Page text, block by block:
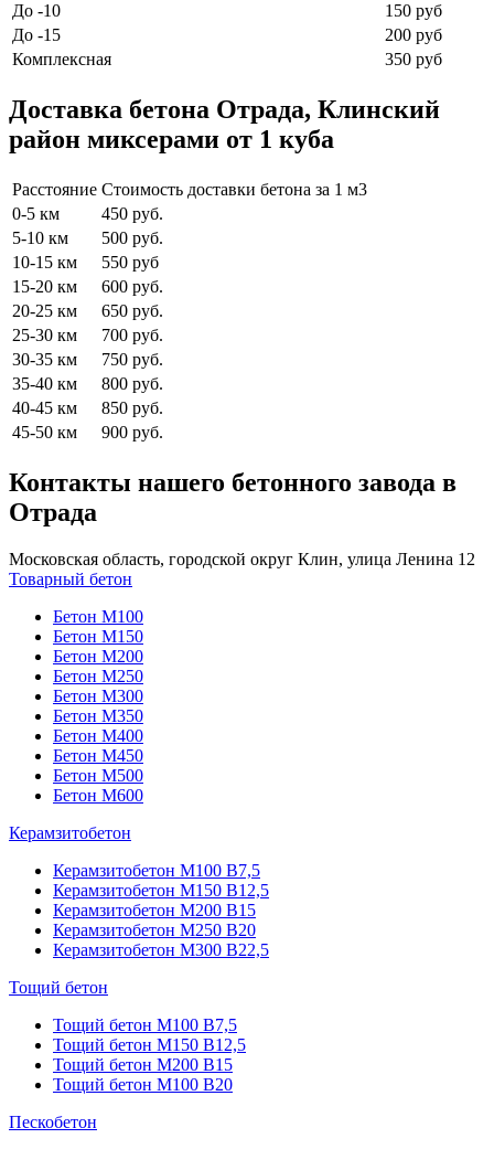
До -10
150 руб
До -15
200 руб
Комплексная
350 руб
Доставка бетона Отрада, Клинский
район миксерами от 1 куба
Расстояние Стоимость доставки бетона за 1 м3
0-5 км
450 руб.
5-10 км
500 руб.
10-15 км
550 руб
15-20 км
600 руб.
20-25 км
650 руб.
25-30 км
700 руб.
30-35 км
750 руб.
35-40 км
800 руб.
40-45 км
850 руб.
45-50 км
900 руб.
Контакты нашего бетонного завода в
Отрада
Московская область, городской округ Клин, улица Ленина 12
Товарный бетон
Бетон М100
Бетон М150
Бетон М200
Бетон М250
Бетон М300
Бетон М350
Бетон М400
Бетон М450
Бетон М500
Бетон М600
Керамзитобетон
Керамзитобетон М100 В7,5
Керамзитобетон М150 В12,5
Керамзитобетон М200 В15
Керамзитобетон М250 В20
Керамзитобетон М300 В22,5
Тощий бетон
Тощий бетон М100 В7,5
Тощий бетон М150 В12,5
Тощий бетон М200 В15
Тощий бетон М100 В20
Пескобетон